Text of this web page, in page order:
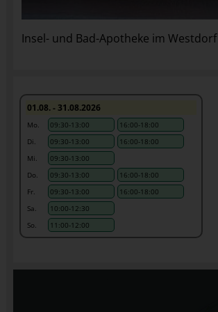
Insel- und Bad-Apotheke im Westdorf
01.08. - 31.08.2026
Mo. 09:30-13:00
16:00-18:00
Di.
09:30-13:00
16:00-18:00
Mi.
09:30-13:00
Do.
09:30-13:00
16:00-18:00
Fr.
09:30-13:00
16:00-18:00
Sa.
10:00-12:30
So.
11:00-12:00